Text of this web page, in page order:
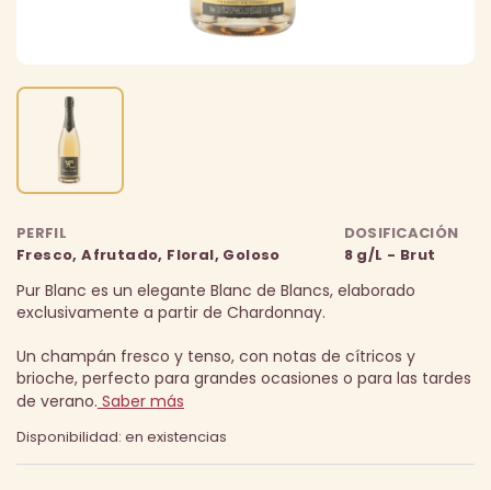
PERFIL
Fresco, Afrutado, Floral, Goloso
DOSIFICACIÓN
8 g/L - Brut
Pur Blanc es un elegante Blanc de Blancs, elaborado
exclusivamente a partir de Chardonnay.
Un champán fresco y tenso, con notas de cítricos y
brioche, perfecto para grandes ocasiones o para las tardes
de verano. Saber más
Disponibilidad: en existencias